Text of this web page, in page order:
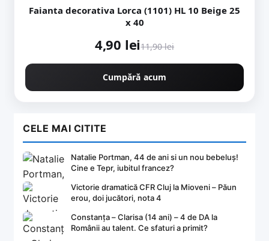
Faianta decorativa Lorca (1101) HL 10 Beige 25
x 40
4,90 lei11,90 lei
Cumpără acum
CELE MAI CITITE
Natalie Portman, 44 de ani si un nou bebeluș!
Cine e Tepr, iubitul francez?
Victorie dramatică CFR Cluj la Mioveni – Păun
erou, doi jucători, nota 4
Constanța – Clarisa (14 ani) – 4 de DA la
Românii au talent. Ce sfaturi a primit?